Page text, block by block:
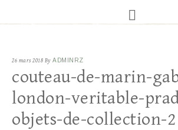
26 mars 2018 By ADMINRZ
couteau-de-marin-
london-veritable-
objets-de-collection-2